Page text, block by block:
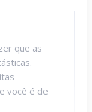
que as
você é de